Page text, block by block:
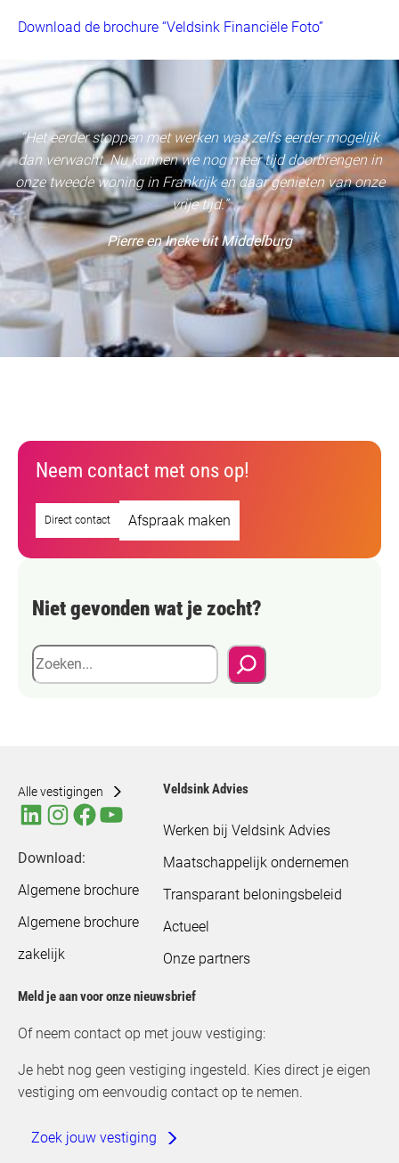
Download de brochure “Veldsink Financiële Foto”
“Het eerder stoppen met werken was zelfs eerder mogelijk
dan verwacht. Nu kunnen we nog meer tijd doorbrengen in
onze tweede woning in Frankrijk en daar genieten van onze
vrije tijd.”
Pierre en Ineke uit Middelburg
Neem contact met ons op!
Direct contact Afspraak maken
Niet gevonden wat je zocht?
Z
o
Alle vestigingen
Download:
Algemene brochure
Algemene brochure
zakelijk
Veldsink Advies
Werken bij Veldsink Advies
Maatschappelijk ondernemen
Transparant beloningsbeleid
Actueel
Onze partners
Meld je aan voor onze nieuwsbrief
Of neem contact op met jouw vestiging:
Je hebt nog geen vestiging ingesteld. Kies direct je eigen
vestiging om eenvoudig contact op te nemen.
Zoek jouw vestiging